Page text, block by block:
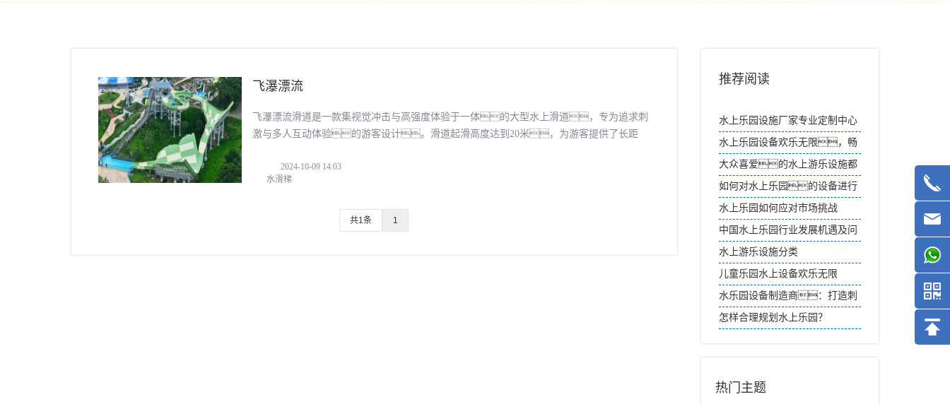
飞瀑漂流
飞瀑漂流滑道是一款集视觉冲击与高强度体验于一体的大型水上滑道，专为追求刺
激与多人互动体验的游客设计。滑道起滑高度达到20米，为游客提供了长距
2024-10-09 14:03
水滑梯
共1条 1
推荐阅读
水上乐园设施厂家专业定制中心
水上乐园设备欢乐无限，畅
享刺激体验
大众喜爱的水上游乐设施都
有哪些
如何对水上乐园的设备进行
维护
水上乐园如何应对市场挑战
中国水上乐园行业发展机遇及问
题
水上游乐设施分类
儿童乐园水上设备欢乐无限
水乐园设备制造商：打造刺
激与欢乐的亲水天堂
怎样合理规划水上乐园？
热门主题